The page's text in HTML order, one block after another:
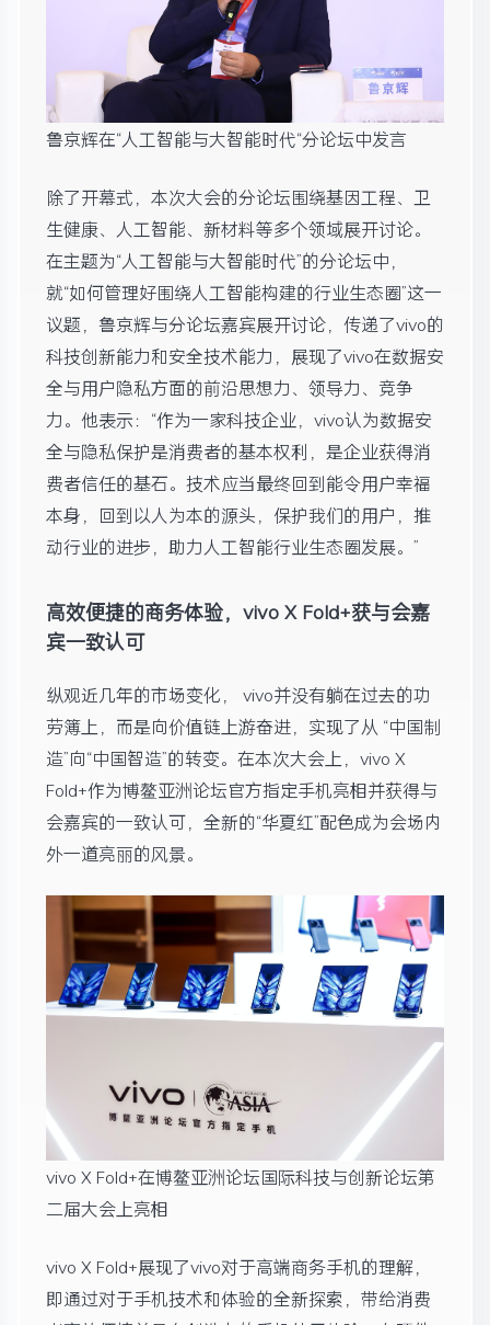
鲁京辉在“人工智能与大智能时代“分论坛中发言
除了开幕式，本次大会的分论坛围绕基因工程、卫
生健康、人工智能、新材料等多个领域展开讨论。
在主题为“人工智能与大智能时代”的分论坛中，
就“如何管理好围绕人工智能构建的行业生态圈”这一
议题，鲁京辉与分论坛嘉宾展开讨论，传递了vivo的
科技创新能力和安全技术能力，展现了vivo在数据安
全与用户隐私方面的前沿思想力、领导力、竞争
力。他表示：“作为一家科技企业，vivo认为数据安
全与隐私保护是消费者的基本权利，是企业获得消
费者信任的基石。技术应当最终回到能令用户幸福
本身，回到以人为本的源头，保护我们的用户，推
动行业的进步，助力人工智能行业生态圈发展。”
高效便捷的商务体验，vivo X Fold+获与会嘉
宾一致认可
纵观近几年的市场变化， vivo并没有躺在过去的功
劳簿上，而是向价值链上游奋进，实现了从 “中国制
造”向“中国智造”的转变。在本次大会上，vivo X
Fold+作为博鳌亚洲论坛官方指定手机亮相并获得与
会嘉宾的一致认可，全新的“华夏红”配色成为会场内
外一道亮丽的风景。
vivo X Fold+在博鳌亚洲论坛国际科技与创新论坛第
二届大会上亮相
vivo X Fold+展现了vivo对于高端商务手机的理解，
即通过对于手机技术和体验的全新探索，带给消费